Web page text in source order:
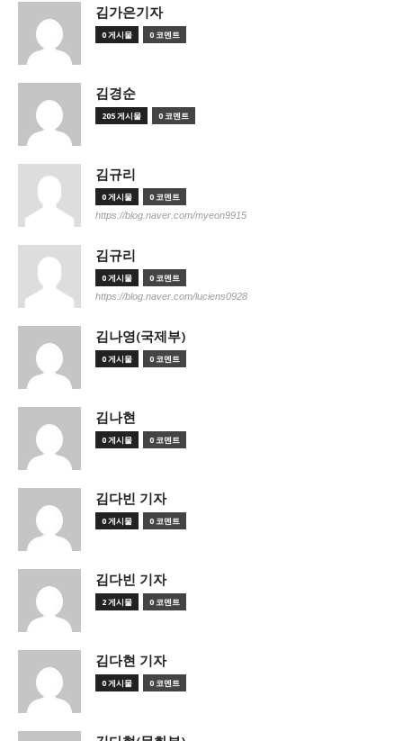
김가은기자
0 게시물 0 코멘트
김경순
205 게시물 0 코멘트
김규리
0 게시물 0 코멘트
https://blog.naver.com/myeon9915
김규리
0 게시물 0 코멘트
https://blog.naver.com/luciens0928
김나영(국제부)
0 게시물 0 코멘트
김나현
0 게시물 0 코멘트
김다빈 기자
0 게시물 0 코멘트
김다빈 기자
2 게시물 0 코멘트
김다현 기자
0 게시물 0 코멘트